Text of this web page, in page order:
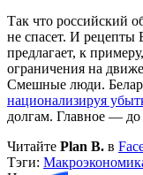
Так что российский
не спасет. И рецепты
предлагает, к
ограничения на
Смешные люди.
национализируя
долгам. Главное — до
Читайте Plan B. в
Тэги: